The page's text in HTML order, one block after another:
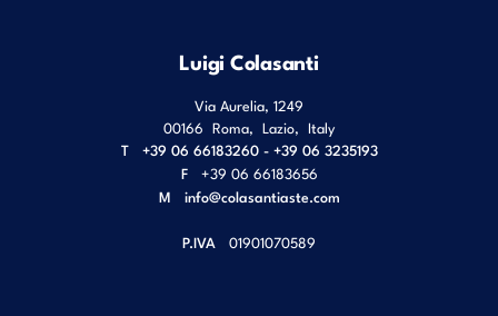
Luigi Colasanti
Via Aurelia, 1249
00166 Roma Lazio Italy
T
+39 06 66183260 - +39 06 3235193
F
+39 06 66183656
M info@colasantiaste.com
P.IVA 01901070589